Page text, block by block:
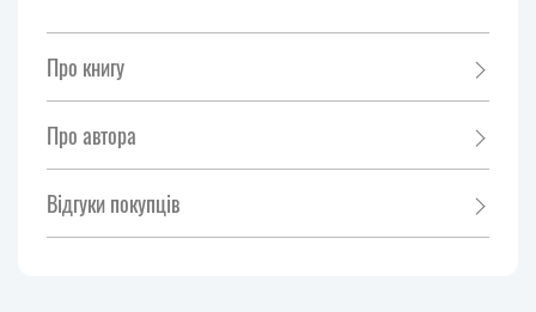
Про книгу
Про автора
Відгуки покупців